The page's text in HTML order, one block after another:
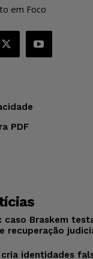
em Foco
PDF
caso Braskem
recuperação
identidades